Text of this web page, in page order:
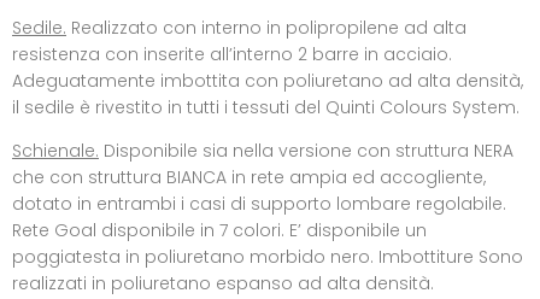
Sedile. Realizzato con interno in polipropilene ad alta
resistenza con inserite all’interno 2 barre in acciaio.
Adeguatamente imbottita con poliuretano ad alta densità,
il sedile è rivestito in tutti i tessuti del Quinti Colours System.
Schienale. Disponibile sia nella versione con struttura NERA
che con struttura BIANCA in rete ampia ed accogliente,
dotato in entrambi i casi di supporto lombare regolabile.
Rete Goal disponibile in 7 colori. E’ disponibile un
poggiatesta in poliuretano morbido nero. Imbottiture Sono
realizzati in poliuretano espanso ad alta densità.